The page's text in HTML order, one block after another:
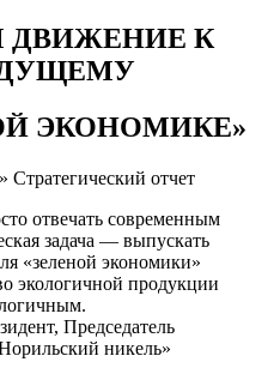
ДВИЖЕНИЕ К
ЭКОНОМИКЕ»
Стратегический отчет
отвечать современным
задача — выпускать
«зеленой экономики»
экологичной продукции
Председатель
никель»